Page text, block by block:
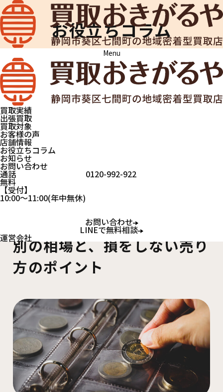
Menu
買取実績
出張買取
買取対象
お客様の声
店舗情報
お役立ちコラム
お知らせ
お問い合わせ
通話
無料
0120-992-922
受付
10:00～11:00(年中無休)
お問い合わせ
LINEで無料相談
運営会社
お役立ちコラム
買取おきがるや お役立ちコラム
記念硬貨は
る？種類別
2026.05.18
記念硬貨は買取できる？種類
別の相場と、損をしない売り
方のポイント